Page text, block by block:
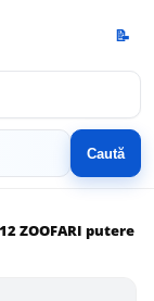
Caută
📝
ZOOFARI putere